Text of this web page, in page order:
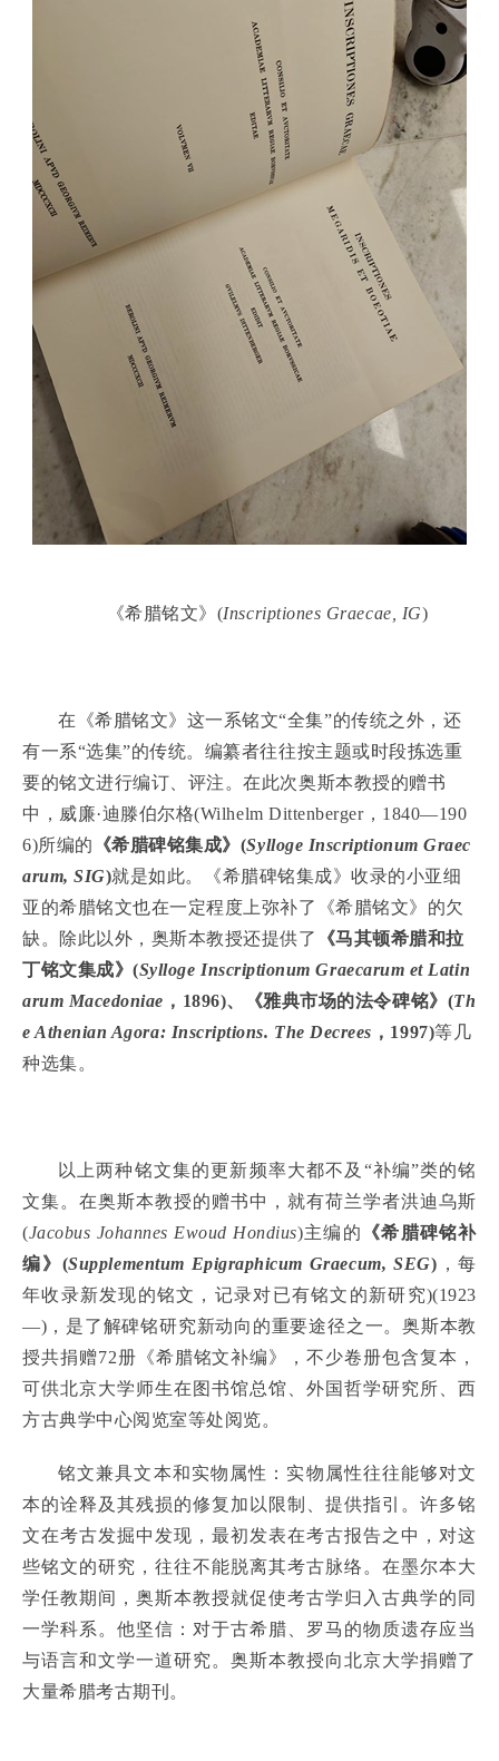
《希腊铭文》(Inscriptiones Graecae, IG)
在《希腊铭文》这一系铭文“全集”的传统之外，还
有一系“选集”的传统。编纂者往往按主题或时段拣选重
要的铭文进行编订、评注。在此次奥斯本教授的赠书
中，威廉·迪滕伯尔格(Wilhelm Dittenberger，1840—190
6)所编的 《希腊碑铭集成》(Sylloge Inscriptionum Graec
arum, SIG)就是如此。《希腊碑铭集成》收录的小亚细
亚的希腊铭文也在一定程度上弥补了《希腊铭文》的欠
缺。除此以外，奥斯本教授还提供了
《马其顿希腊和拉
丁铭文集成》(Sylloge Inscriptionum Graecarum et Latin
arum Macedoniae ，1896)、《雅典市场的法令碑铭》(Th
e Athenian Agora: Inscriptions. The Decrees ，1997)等几
种选集。
以上两种铭文集的更新频率大都不及“补编”类的铭
文集。在奥斯本教授的赠书中，就有荷兰学者洪迪乌斯
(Jacobus Johannes Ewoud Hondius)主编的
《希腊碑铭补
编》(Supplementum Epigraphicum Graecum, SEG) ，每
年收录新发现的铭文，记录对已有铭文的新研究)(1923
—)，是了解碑铭研究新动向的重要途径之一。奥斯本教
授共捐赠72册《希腊铭文补编》，不少卷册包含复本，
可供北京大学师生在图书馆总馆、外国哲学研究所、西
方古典学中心阅览室等处阅览。
铭文兼具文本和实物属性：实物属性往往能够对文
本的诠释及其残损的修复加以限制、提供指引。许多铭
文在考古发掘中发现，最初发表在考古报告之中，对这
些铭文的研究，往往不能脱离其考古脉络。在墨尔本大
学任教期间，奥斯本教授就促使考古学归入古典学的同
一学科系。他坚信：对于古希腊、罗马的物质遗存应当
与语言和文学一道研究。奥斯本教授向北京大学捐赠了
大量希腊考古期刊。